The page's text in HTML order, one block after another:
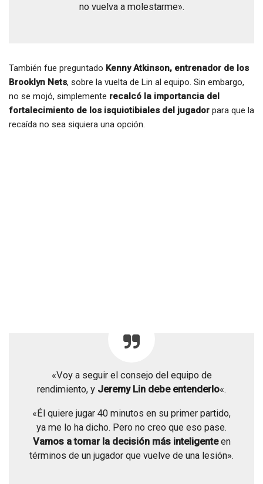
no vuelva a molestarme».
También fue preguntado Kenny Atkinson, entrenador de los
Brooklyn Nets, sobre la vuelta de Lin al equipo. Sin embargo,
no se mojó, simplemente recalcó la importancia del
fortalecimiento de los isquiotibiales del jugador para que la
recaída no sea siquiera una opción.
«Voy a seguir el consejo del equipo de
rendimiento, y Jeremy Lin debe entenderlo«.
«Él quiere jugar 40 minutos en su primer partido,
ya me lo ha dicho. Pero no creo que eso pase.
Vamos a tomar la decisión más inteligenteen
términos de un jugador que vuelve de una lesión».